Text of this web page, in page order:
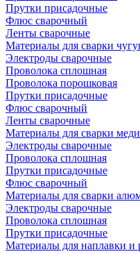
Прутки присадочные
Флюс сварочный
Ленты сварочные
Материалы для сварки
Электроды сварочные
Проволока сплошная
Проволока порошковая
Прутки присадочные
Флюс сварочный
Ленты сварочные
Материалы для сварки
Электроды сварочные
Проволока сплошная
Прутки присадочные
Флюс сварочный
Материалы для сварки
Электроды сварочные
Проволока сплошная
Прутки присадочные
Материалы для наплавки и